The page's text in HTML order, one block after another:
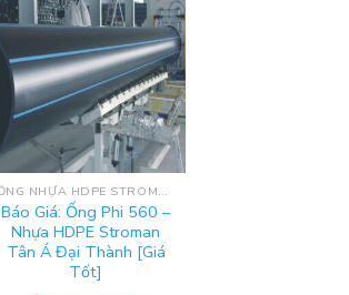
ỐNG NHỰA HDPE STROMAN
Báo Giá: Ống Phi 560 –
Nhựa HDPE Stroman
Tân Á Đại Thành [Giá
Tốt]